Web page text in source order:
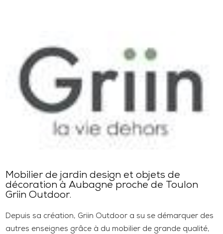
Mobilier de jardin design et objets de
décoration à Aubagne proche de Toulon
Griin Outdoor.
Depuis sa création, Griin Outdoor a su se démarquer des
autres enseignes grâce à du mobilier de grande qualité,